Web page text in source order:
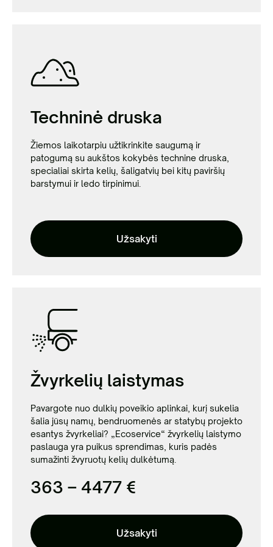
Techninė druska
Žiemos laikotarpiu užtikrinkite saugumą ir
patogumą su aukštos kokybės technine druska,
specialiai skirta kelių, šaligatvių bei kitų paviršių
barstymui ir ledo tirpinimui.
Užsakyti
Žvyrkelių laistymas
Pavargote nuo dulkių poveikio aplinkai, kurį sukelia
šalia jūsų namų, bendruomenės ar statybų projekto
esantys žvyrkeliai? „Ecoservice“ žvyrkelių laistymo
paslauga yra puikus sprendimas, kuris padės
sumažinti žvyruotų kelių dulkėtumą.
363 – 4477 €
Užsakyti